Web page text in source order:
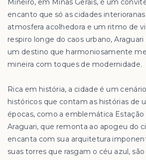
Mineiro, em Minas Gerais, é um
encanto que só as cidades
atmosfera acolhedora e um ritmo de
respiro longe do caos urbano,
um destino que harmoniosamente
mineira com toques de modernidade.
Rica em história, a cidade é um
históricos que contam as histórias de
épocas, como a emblemática Estação
Araguari, que remonta ao apogeu do
encanta com sua arquitetura
suas torres que rasgam o céu azul,